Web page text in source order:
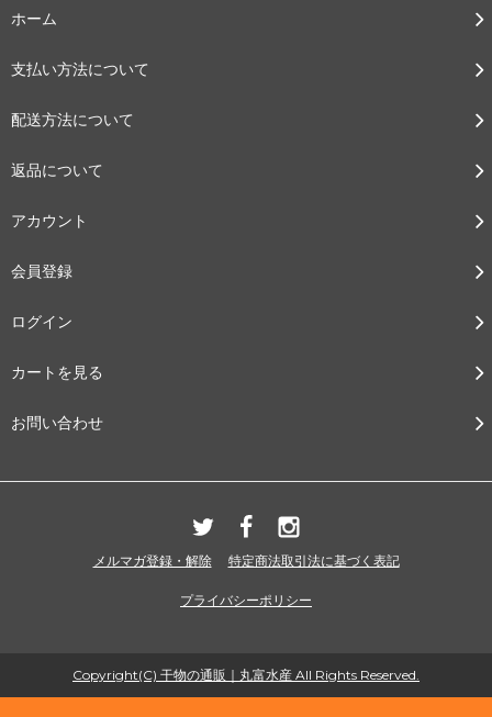
ホーム
支払い方法について
配送方法について
返品について
アカウント
会員登録
ログイン
カートを見る
お問い合わせ
メルマガ登録・解除 特定商法取引法に基づく表記
プライバシーポリシー
Copyright(C) 干物の通販｜丸富水産 All Rights Reserved.